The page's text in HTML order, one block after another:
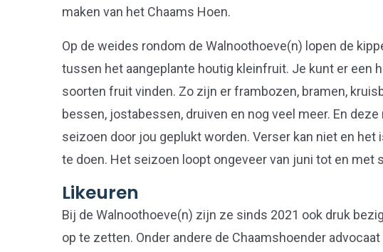
maken van het Chaams Hoen.
Op de weides rondom de Walnoothoeve(n) lopen de
tussen het aangeplante houtig kleinfruit. Je kunt er een
soorten fruit vinden. Zo zijn er frambozen, bramen,
bessen, jostabessen, druiven en nog veel meer. En
seizoen door jou geplukt worden. Verser kan niet en het
te doen. Het seizoen loopt ongeveer van juni tot en met
Likeuren
Bij de Walnoothoeve(n) zijn ze sinds 2021 ook druk
op te zetten. Onder andere de Chaamshoender